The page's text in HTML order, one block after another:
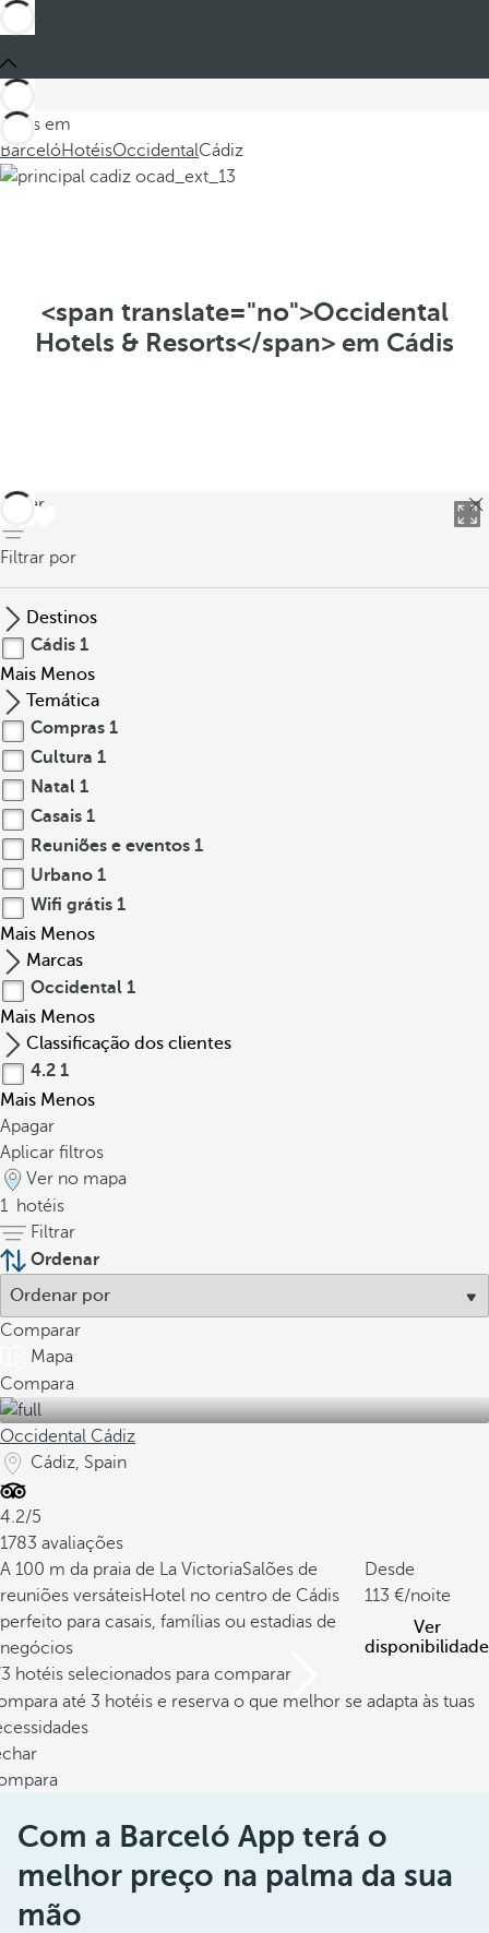
Estes em
BarcelóHotéisOccidentalCádiz
<span translate="no">Occidental
Hotels & Resorts</span> em Cádis
voltar
Filtrar por
Destinos
Cádis 1
Mais Menos
Temática
Compras 1
Cultura 1
Natal 1
Casais 1
Reuniões e eventos 1
Urbano 1
Wifi grátis 1
Mais Menos
Marcas
Occidental 1
Mais Menos
Classificação dos clientes
4.2 1
Mais Menos
Apagar
Aplicar filtros
Ver no mapa
1 hotéis
Filtrar
Ordenar
Comparar
Mapa
Compara
Occidental Cádiz
Cádiz, Spain
4.2/5
1783 avaliações
A 100 m da praia de La VictoriaSalões de
reuniões versáteisHotel no centro de Cádis
perfeito para casais, famílias ou estadias de
negócios
Desde
113
/noite
Ver
disponibilidade
hotéis selecionados para comparar
até 3 hotéis e reserva o que melhor se adapta às tuas
Com a Barceló App terá o
melhor preço na palma da sua
mão